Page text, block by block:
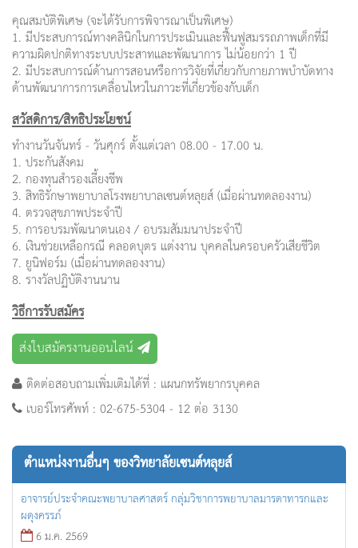
คุณสมบัติพิเศษ (จะได้รับการพิจารณาเป็นพิเศษ)
1. มีประสบการณ์ทางคลินิกในการประเมินและฟื้นฟูสมรรถภาพเด็กที่มี
ความผิดปกติทางระบบประสาทและพัฒนาการ ไม่น้อยกว่า 1 ปี
2. มีประสบการณ์ด้านการสอนหรือการวิจัยที่เกี่ยวกับกายภาพบำบัดทาง
ด้านพัฒนาการการเคลื่อนไหวในภาวะที่เกี่ยวข้องกับเด็ก
สวัสดิการ/สิทธิประโยชน์
ทำงานวันจันทร์ - วันศุกร์ ตั้งแต่เวลา 08.00 - 17.00 น.
1. ประกันสังคม
2. กองทุนสำรองเลี้ยงชีพ
3. สิทธิรักษาพยาบาลโรงพยาบาลเซนต์หลุยส์ (เมื่อผ่านทดลองงาน)
4. ตรวจสุขภาพประจำปี
5. การอบรมพัฒนาตนเอง / อบรมสัมมนาประจำปี
6. เงินช่วยเหลือกรณี คลอดบุตร แต่งงาน บุคคลในครอบครัวเสียชีวิต
7. ยูนิฟอร์ม (เมื่อผ่านทดลองงาน)
8. รางวัลปฏิบัติงานนาน
วิธีการรับสมัคร
ส่งใบสมัครงานออนไลน์
ติดต่อสอบถามเพิ่มเติมได้ที่ : แผนกทรัพยากรบุคคล
เบอร์โทรศัพท์ : 02-675-5304 - 12 ต่อ 3130
ตำแหน่งงานอื่นๆ ของวิทยาลัยเซนต์หลุยส์
อาจารย์ประจำคณะพยาบาลศาสตร์ กลุ่มวิชาการพยาบาลมารดาทารกและ
ผดุงครรภ์
6 ม.ค. 2569